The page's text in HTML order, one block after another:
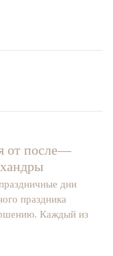
от после—
дни
праздника
Каждый из